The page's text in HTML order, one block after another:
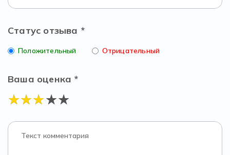
Статус отзыва *
Положительный Отрицательный
Ваша оценка *